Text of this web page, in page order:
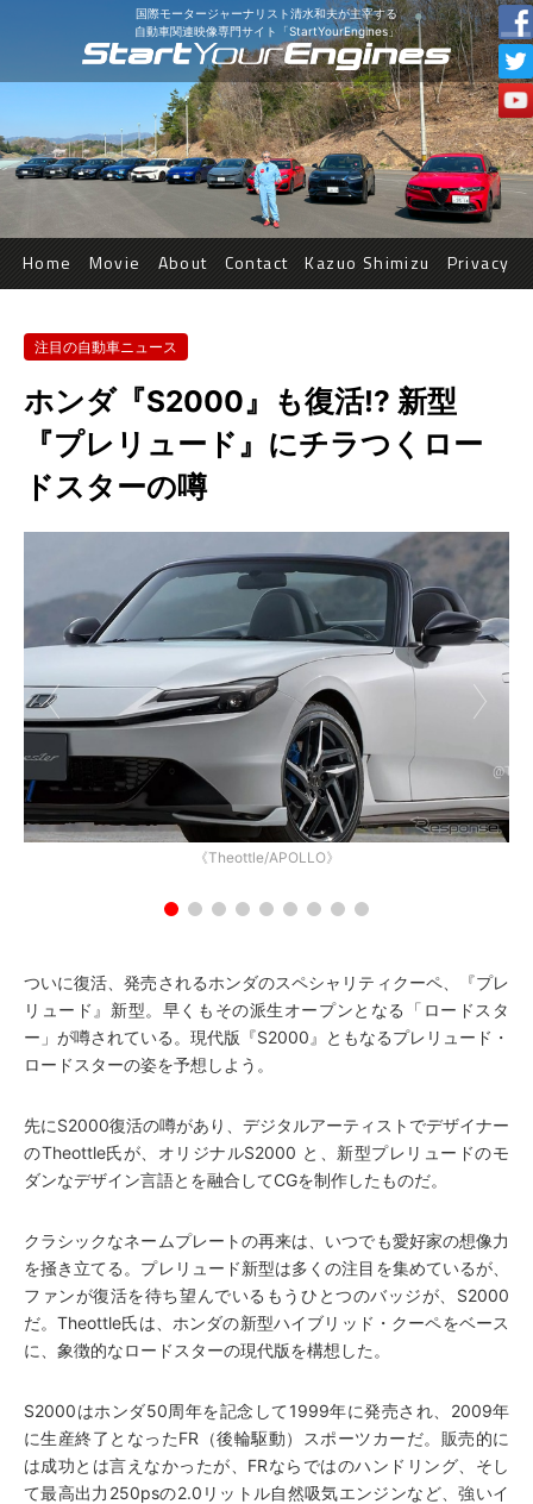
国際モータージャーナリスト清水和夫が主宰する
自動車関連映像専門サイト「StartYourEngines」
Home Movie About Contact Kazuo Shimizu Privacy
注目の自動車ニュース
ホンダ『S2000』も復活!? 新型
『プレリュード』にチラつくロー
ドスターの噂
《Theottle/APOLLO》
ついに復活、発売されるホンダのスペシャリティクーペ、『プレ
リュード』新型。早くもその派生オープンとなる「ロードスタ
ー」が噂されている。現代版『S2000』ともなるプレリュード・
ロードスターの姿を予想しよう。
先にS2000復活の噂があり、デジタルアーティストでデザイナー
のTheottle氏が、オリジナルS2000 と、新型プレリュードのモ
ダンなデザイン言語とを融合してCGを制作したものだ。
クラシックなネームプレートの再来は、いつでも愛好家の想像力
を掻き立てる。プレリュード新型は多くの注目を集めているが、
ファンが復活を待ち望んでいるもうひとつのバッジが、S2000
だ。Theottle氏は、ホンダの新型ハイブリッド・クーペをベース
に、象徴的なロードスターの現代版を構想した。
S2000はホンダ50周年を記念して1999年に発売され、2009年
に生産終了となったFR（後輪駆動）スポーツカーだ。販売的に
は成功とは言えなかったが、FRならではのハンドリング、そし
て最高出力250psの2.0リットル自然吸気エンジンなど、強いイ